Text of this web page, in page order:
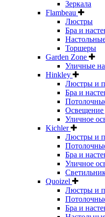
Зеркала
Flambeau
Люстры
Бра и
Торшеры
Garden Zone
Уличные
Hinkley
Люстры и
Бра и
Освещение
Уличное
Kichler
Люстры и
Бра и
Уличное
Quoizel
Люстры и
Бра и